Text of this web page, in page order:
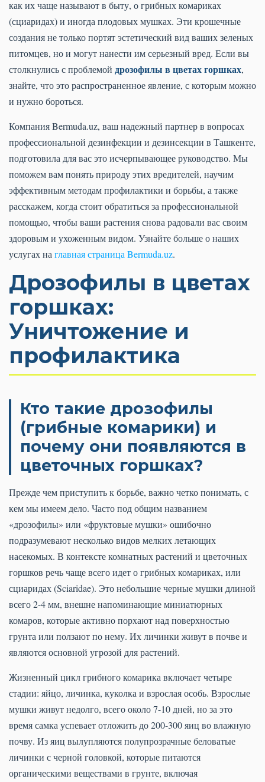
как их чаще называют в быту, о грибных комариках
(сциаридах) и иногда плодовых мушках. Эти крошечные
создания не только портят эстетический вид ваших зеленых
питомцев, но и могут нанести им серьезный вред. Если вы
столкнулись с проблемой дрозофилы в цветах горшках,
знайте, что это распространенное явление, с которым можно
и нужно бороться.
Компания Bermuda.uz, ваш надежный партнер в вопросах
профессиональной дезинфекции и дезинсекции в Ташкенте,
подготовила для вас это исчерпывающее руководство. Мы
поможем вам понять природу этих вредителей, научим
эффективным методам профилактики и борьбы, а также
расскажем, когда стоит обратиться за профессиональной
помощью, чтобы ваши растения снова радовали вас своим
здоровым и ухоженным видом. Узнайте больше о наших
услугах наглавная страница Bermuda.uz.
Дрозофилы в цветах
горшках:
Уничтожение и
профилактика
Кто такие дрозофилы
(грибные комарики) и
почему они появляются в
цветочных горшках?
Прежде чем приступить к борьбе, важно четко понимать, с
кем мы имеем дело. Часто под общим названием
«дрозофилы» или «фруктовые мушки» ошибочно
подразумевают несколько видов мелких летающих
насекомых. В контексте комнатных растений и цветочных
горшков речь чаще всего идет о грибных комариках, или
сциаридах (Sciaridae). Это небольшие черные мушки длиной
всего 2-4 мм, внешне напоминающие миниатюрных
комаров, которые активно порхают над поверхностью
грунта или ползают по нему. Их личинки живут в почве и
являются основной угрозой для растений.
Жизненный цикл грибного комарика включает четыре
стадии: яйцо, личинка, куколка и взрослая особь. Взрослые
мушки живут недолго, всего около 7-10 дней, но за это
время самка успевает отложить до 200-300 яиц во влажную
почву. Из яиц вылупляются полупрозрачные беловатые
личинки с черной головкой, которые питаются
органическими веществами в грунте, включая